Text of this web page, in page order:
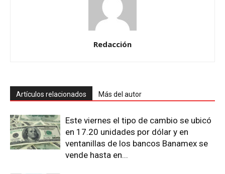
Redacción
Artículos relacionados Más del autor
Este viernes el tipo de cambio se ubicó
en 17.20 unidades por dólar y en
ventanillas de los bancos Banamex se
vende hasta en...